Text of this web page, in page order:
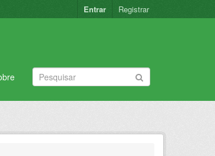
Entrar Registrar